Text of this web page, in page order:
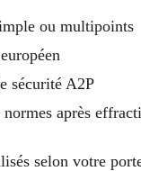
ou multipoints
sécurité A2P
après
selon votre